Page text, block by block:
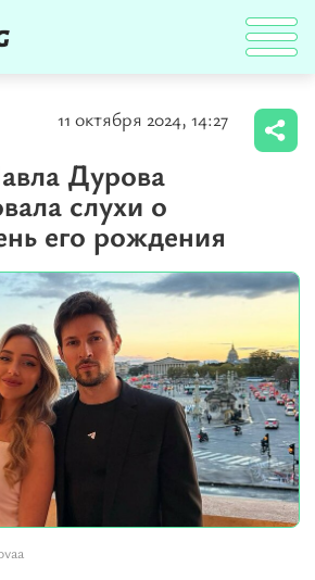
11 октября 2024, 14:27
Дурова
слухи о
его рождения